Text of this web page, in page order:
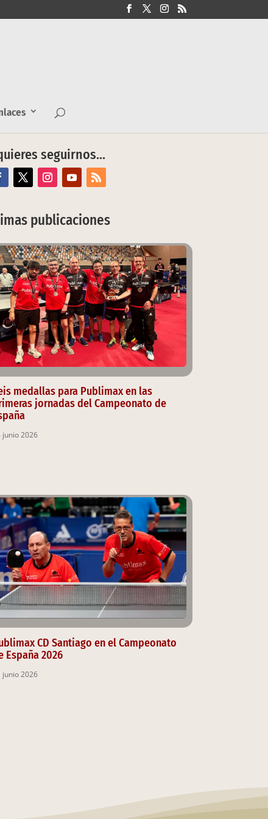
seguirnos…
publicaciones
medallas para Publimax en las
jornadas del Campeonato de
junio 2026
CD Santiago en el Campeonato
España 2026
junio 2026